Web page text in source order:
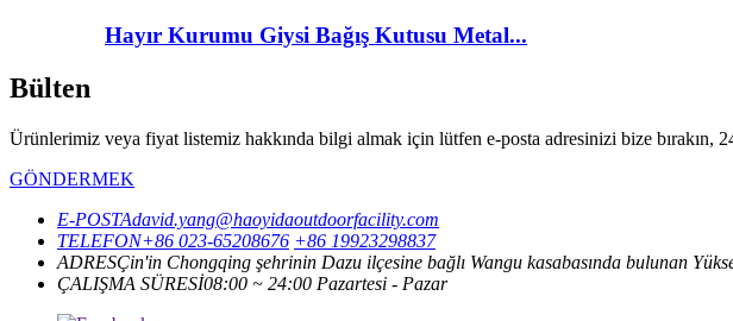
Hayır Kurumu Giysi Bağış Kutusu Metal...
Bülten
Ürünlerimiz veya fiyat listemiz hakkında bilgi almak için lütfen e-posta adresinizi bize bırakın,
GÖNDERMEK
E-POSTAdavid.yang@haoyidaoutdoorfacility.com
TELEFON+86 023-65208676 +86 19923298837
ADRESÇin'in Chongqing şehrinin Dazu ilçesine bağlı Wangu kasabasında bulunan
ÇALIŞMA SÜRESİ08:00 ~ 24:00 Pazartesi - Pazar